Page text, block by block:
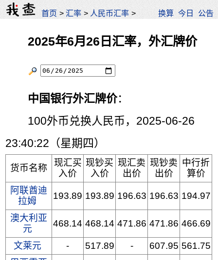
首页 >汇率 > 人民币汇率 > 换算 今日 公告
2025年6月26日汇率，外汇牌价
中国银行外汇牌价：
100外币兑换人民币，2025-06-26
23:40:22（星期四）
货币名称
现汇买
入价
现钞买
入价
现汇卖
出价
现钞卖
出价
中行折
算价
阿联酋迪
拉姆
193.89 193.89 196.63 196.63 194.97
澳大利亚
元
468.14 468.14 471.86 471.86 466.69
文莱元 - 517.89 - 607.95 561.75